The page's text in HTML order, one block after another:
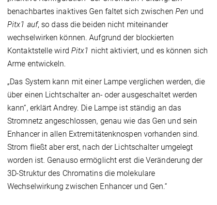
benachbartes inaktives Gen faltet sich zwischen Pen und
Pitx1 auf, so dass die beiden nicht miteinander
wechselwirken können. Aufgrund der blockierten
Kontaktstelle wird Pitx1 nicht aktiviert, und es können sich
Arme entwickeln.
„Das System kann mit einer Lampe verglichen werden, die
über einen Lichtschalter an- oder ausgeschaltet werden
kann“, erklärt Andrey. Die Lampe ist ständig an das
Stromnetz angeschlossen, genau wie das Gen und sein
Enhancer in allen Extremitätenknospen vorhanden sind.
Strom fließt aber erst, nach der Lichtschalter umgelegt
worden ist. Genauso ermöglicht erst die Veränderung der
3D-Struktur des Chromatins die molekulare
Wechselwirkung zwischen Enhancer und Gen.“